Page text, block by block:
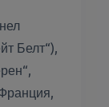
Белт“),